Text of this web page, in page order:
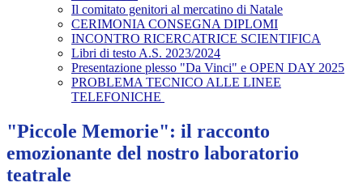
Il comitato genitori al mercatino di Natale
CERIMONIA CONSEGNA DIPLOMI
INCONTRO RICERCATRICE SCIENTIFICA
Libri di testo A.S. 2023/2024
Presentazione plesso "Da Vinci" e OPEN DAY 2025
PROBLEMA TECNICO ALLE LINEE
TELEFONICHE
"Piccole Memorie": il racconto
emozionante del nostro laboratorio
teatrale